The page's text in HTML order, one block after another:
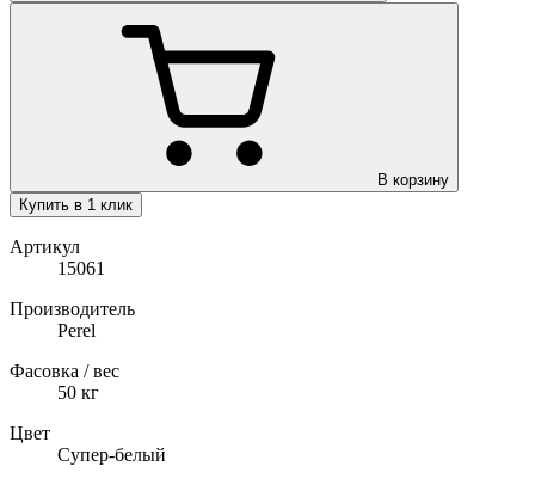
В корзину
Купить в 1 клик
Артикул
15061
Производитель
Perel
Фасовка / вес
50 кг
Цвет
Супер-белый